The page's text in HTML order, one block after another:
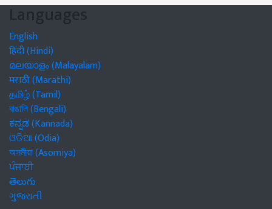
Languages
English
हिंदी (Hindi)
മലയാളം (Malayalam)
मराठी (Marathi)
தமிழ் (Tamil)
বাঙালি (Bengali)
ಕನ್ನಡ (Kannada)
ଓଡିଆ (Odia)
অসমীয়া (Asomiya)
ਪੰਜਾਬੀ
తెలుగు
ગુજરાતી